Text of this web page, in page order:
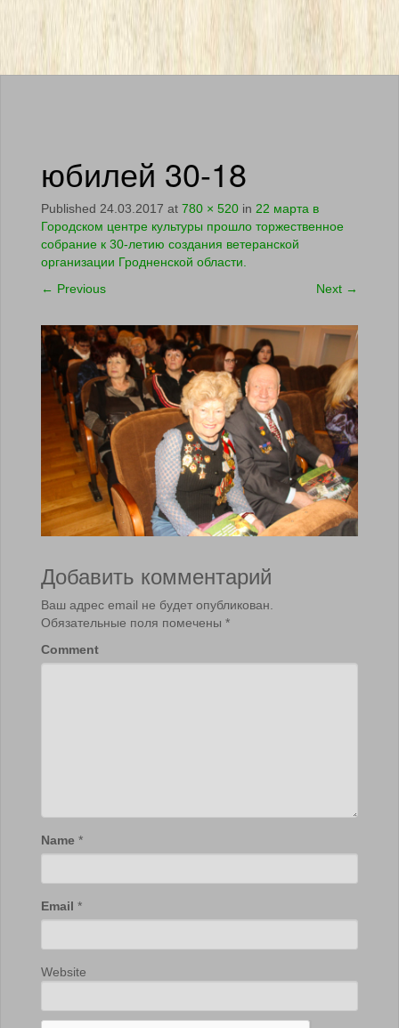
юбилей 30-18
Published 24.03.2017 at 780 × 520 in 22 марта в
Городском центре культуры прошло торжественное
собрание к 30-летию создания ветеранской
организации Гродненской области.
← Previous Next →
Добавить комментарий
Ваш адрес email не будет опубликован.
Обязательные поля помечены *
Comment
Name *
Email *
Website